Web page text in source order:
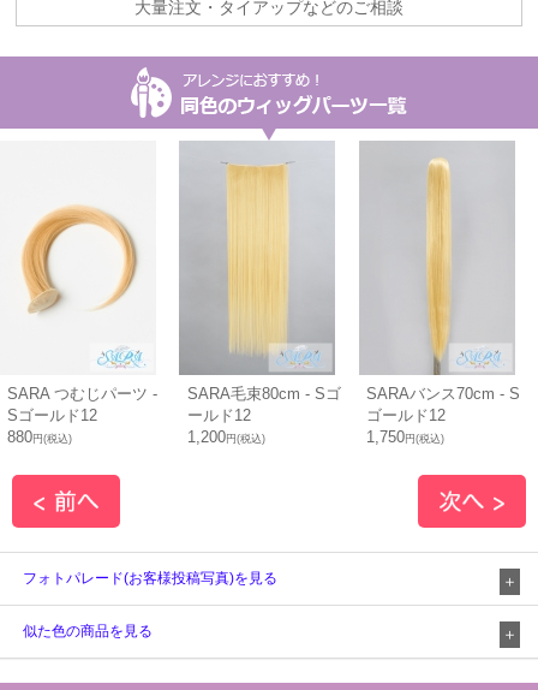
大量注文・タイアップなどのご相談
SARA つむじパーツ -
Sゴールド12
880円(税込)
SARA毛束80cm - Sゴ
ールド12
1,200円(税込)
SARAバンス70cm - S
ゴールド12
1,750円(税込)
フォトパレード(お客様投稿写真)を見る
似た色の商品を見る